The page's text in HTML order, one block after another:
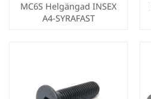
MC6S Helgängad INSEX
A4-SYRAFAST